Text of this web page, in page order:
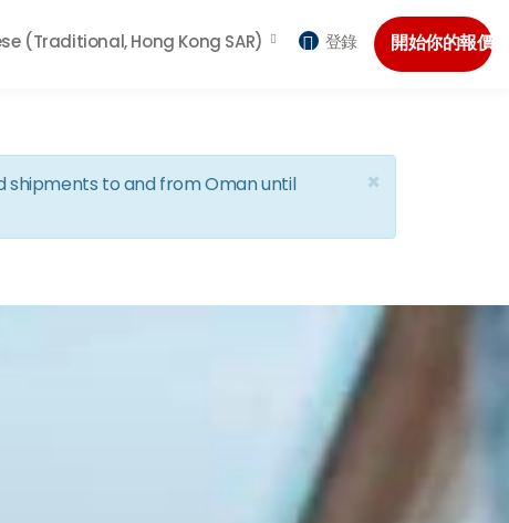
開始你的報價
(Traditional, Hong Kong SAR) 登錄
×
shipments to and from Oman until